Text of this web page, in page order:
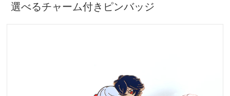
選べるチャーム付きピンバッジ